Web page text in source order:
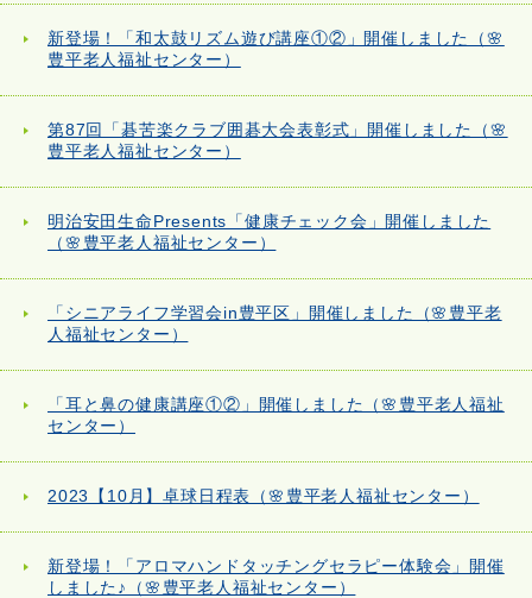
新登場！「和太鼓リズム遊び講座①②」開催しました（🌸
豊平老人福祉センター）
第87回「碁苦楽クラブ囲碁大会表彰式」開催しました（🌸
豊平老人福祉センター）
明治安田生命Presents「健康チェック会」開催しました
（🌸豊平老人福祉センター）
「シニアライフ学習会in豊平区」開催しました（🌸豊平老
人福祉センター）
「耳と鼻の健康講座①②」開催しました（🌸豊平老人福祉
センター）
2023【10月】卓球日程表（🌸豊平老人福祉センター）
新登場！「アロマハンドタッチングセラピー体験会」開催
しました♪（🌸豊平老人福祉センター）